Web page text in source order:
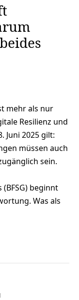
mehr als nur
Resilienz und
Juni 2025 gilt:
müssen auch
sein.
beginnt
Was als